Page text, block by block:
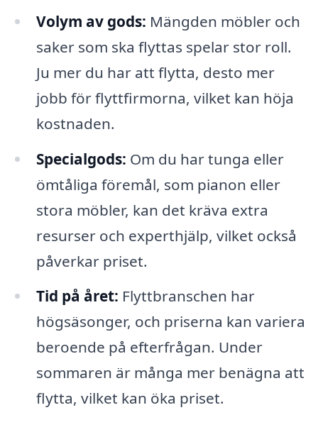
Volym av gods: Mängden möbler och
saker som ska flyttas spelar stor roll.
Ju mer du har att flytta, desto mer
jobb för flyttfirmorna, vilket kan höja
kostnaden.
Specialgods: Om du har tunga eller
ömtåliga föremål, som pianon eller
stora möbler, kan det kräva extra
resurser och experthjälp, vilket också
påverkar priset.
Tid på året: Flyttbranschen har
högsäsonger, och priserna kan variera
beroende på efterfrågan. Under
sommaren är många mer benägna att
flytta, vilket kan öka priset.